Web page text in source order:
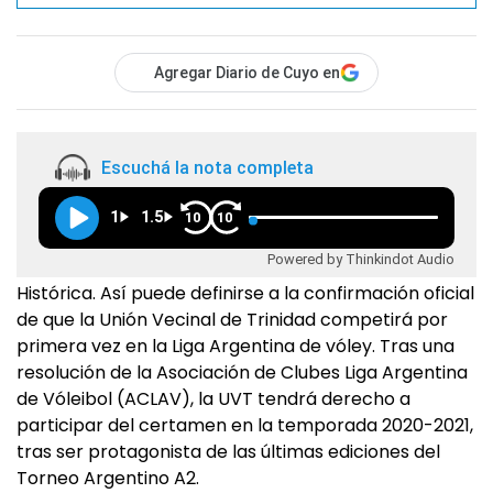
Agregar Diario de Cuyo en
Escuchá la nota completa
1 1.5 10 10
Powered by Thinkindot Audio
Histórica. Así puede definirse a la confirmación oficial
de que la Unión Vecinal de Trinidad competirá por
primera vez en la Liga Argentina de vóley. Tras una
resolución de la Asociación de Clubes Liga Argentina
de Vóleibol (ACLAV), la UVT tendrá derecho a
participar del certamen en la temporada 2020-2021,
tras ser protagonista de las últimas ediciones del
Torneo Argentino A2.